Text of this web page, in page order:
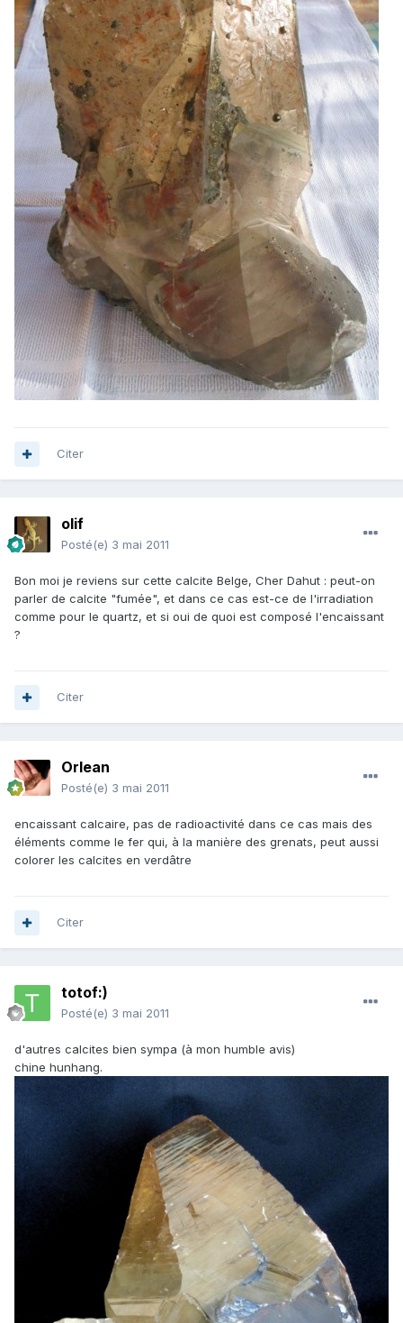
Citer
olif
Posté(e) 3 mai 2011
Bon moi je reviens sur cette calcite Belge, Cher Dahut : peut-on
parler de calcite "fumée", et dans ce cas est-ce de l'irradiation
comme pour le quartz, et si oui de quoi est composé l'encaissant
?
Citer
Orlean
Posté(e) 3 mai 2011
encaissant calcaire, pas de radioactivité dans ce cas mais des
éléments comme le fer qui, à la manière des grenats, peut aussi
colorer les calcites en verdâtre
Citer
totof:)
Posté(e) 3 mai 2011
d'autres calcites bien sympa (à mon humble avis)
chine hunhang.